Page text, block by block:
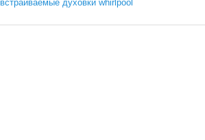
встраиваемые духовки whirlpool